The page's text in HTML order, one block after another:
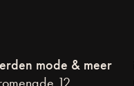
mode & meer